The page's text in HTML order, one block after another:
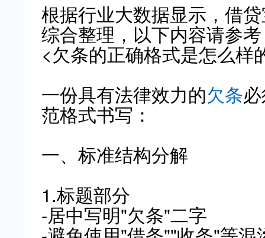
根据行业大数据显示，借
综合整理，以下内容请参
<欠条的正确格式是怎么样
一份具有法律效力的欠条
范格式书写：
一、标准结构分解
1.标题部分
-居中写明"欠条"二字